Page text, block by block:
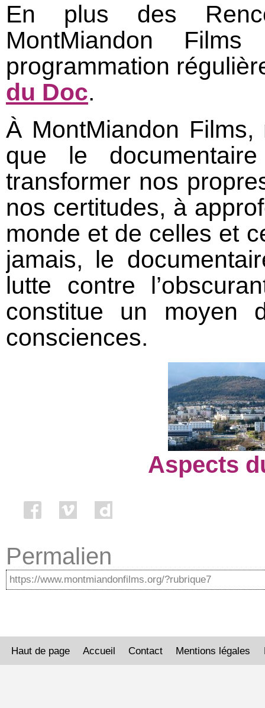
En plus des
MontMiandon
programmation
du Doc.
À MontMiandon Films,
que le
transformer nos
nos certitudes, à
monde et de celles et
jamais, le
lutte contre
constitue un moyen
consciences.
Aspects
Permalien
Haut de page Accueil Contact Mentions légales